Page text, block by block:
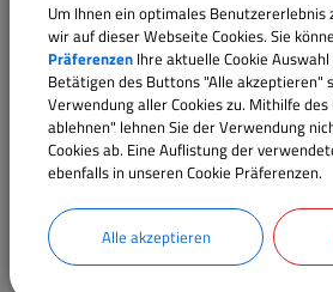
Um Ihnen ein optimales
wir auf dieser Webseite Cookies. Sie
Präferenzen Ihre aktuelle Cookie
Betätigen des Buttons "Alle akzeptieren"
Verwendung aller Cookies zu. Mithilfe
ablehnen" lehnen Sie der Verwendung
Cookies ab. Eine Auflistung der
ebenfalls in unseren Cookie Präferenzen.
Alle akzeptieren